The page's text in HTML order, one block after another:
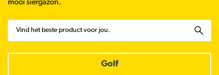
mooi siergazon.
Golf
Nieuws & Events